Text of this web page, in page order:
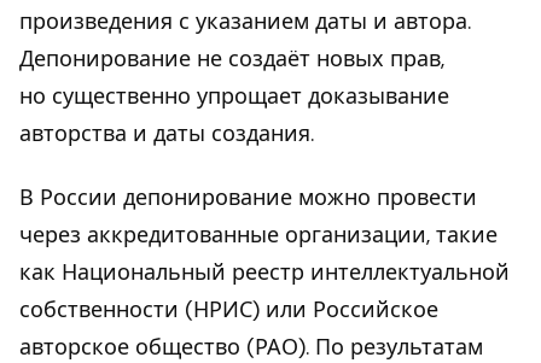
произведения с указанием даты и автора.
Депонирование не создаёт новых прав,
но существенно упрощает доказывание
авторства и даты создания.
В России депонирование можно провести
через аккредитованные организации, такие
как Национальный реестр интеллектуальной
собственности (НРИС) или Российское
авторское общество (РАО). По результатам